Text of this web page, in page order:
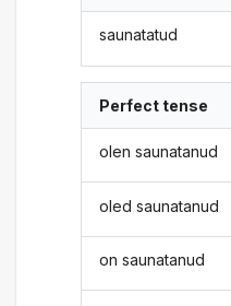
saunatatud
Perfect tense
olen saunatanud
oled saunatanud
on saunatanud